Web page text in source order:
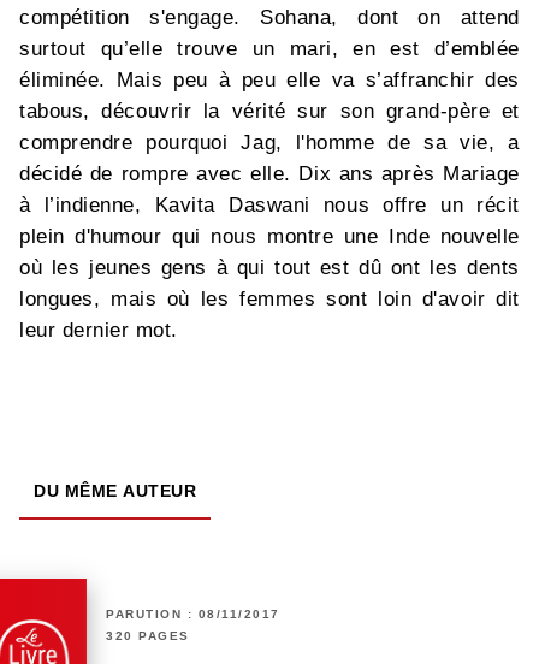
compétition s'engage. Sohana, dont on attend
surtout qu’elle trouve un mari, en est d’emblée
éliminée. Mais peu à peu elle va s’affranchir des
tabous, découvrir la vérité sur son grand-père et
comprendre pourquoi Jag, l'homme de sa vie, a
décidé de rompre avec elle. Dix ans après Mariage
à l’indienne, Kavita Daswani nous offre un récit
plein d'humour qui nous montre une Inde nouvelle
où les jeunes gens à qui tout est dû ont les dents
longues, mais où les femmes sont loin d'avoir dit
leur dernier mot.
DU MÊME AUTEUR
PARUTION : 08/11/2017
320 PAGES